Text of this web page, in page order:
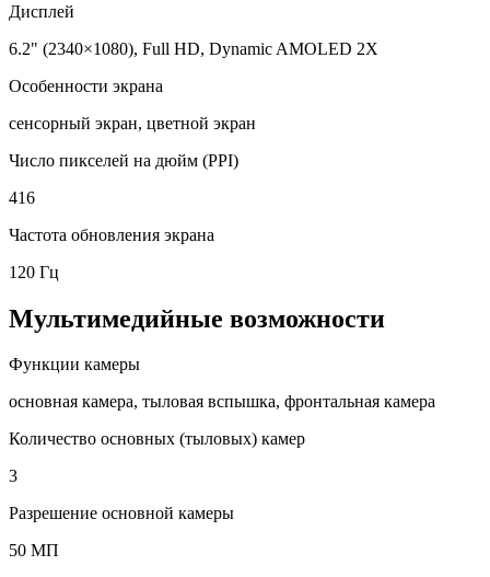
Дисплей
6.2" (2340×1080), Full HD, Dynamic AMOLED 2X
Особенности экрана
сенсорный экран, цветной экран
Число пикселей на дюйм (PPI)
416
Частота обновления экрана
120 Гц
Мультимедийные возможности
Функции камеры
основная камера, тыловая вспышка, фронтальная камера
Количество основных (тыловых) камер
3
Разрешение основной камеры
50 МП